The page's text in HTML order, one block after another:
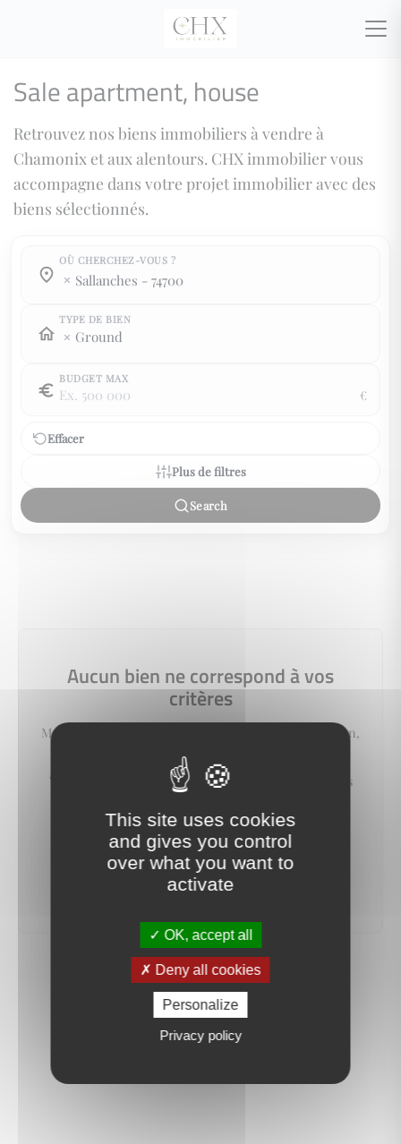
Sale apartment, house
Retrouvez nos biens immobiliers à vendre à
Chamonix et aux alentours. CHX immobilier vous
accompagne dans votre projet immobilier avec des
biens sélectionnés.
OÙ CHERCHEZ-VOUS ?
Town / county :
sallanches - 74700
Town / county :
TYPE DE BIEN
Ground
BUDGET MAX
€
Effacer
Plus de filtres
Search
Aucun bien ne correspond à vos
critères
Modifiez vos critères de recherche (budget, localisation,
type de bien…) pour afficher plus de résultats.
Vous pouvez aussi créer une alerte e‑mail : nous vous
recherche sera mis en ligne.
créer une alerte
This site uses cookies
and gives you control
over what you want to
activate
OK, accept all
Deny all cookies
Personalize
Privacy policy